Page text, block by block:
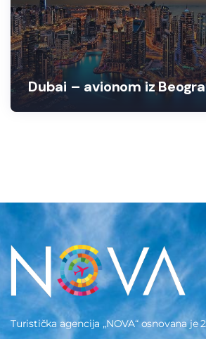
Dubai – avionom iz
Turistička agencija „NOVA“ osnovana je